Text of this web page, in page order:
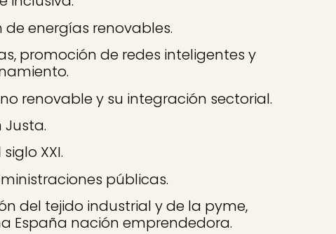
energías renovables.
promoción de redes inteligentes y
renovable y su integración sectorial.
Justa.
XXI.
públicas.
del tejido industrial y de la pyme,
España nación emprendedora.